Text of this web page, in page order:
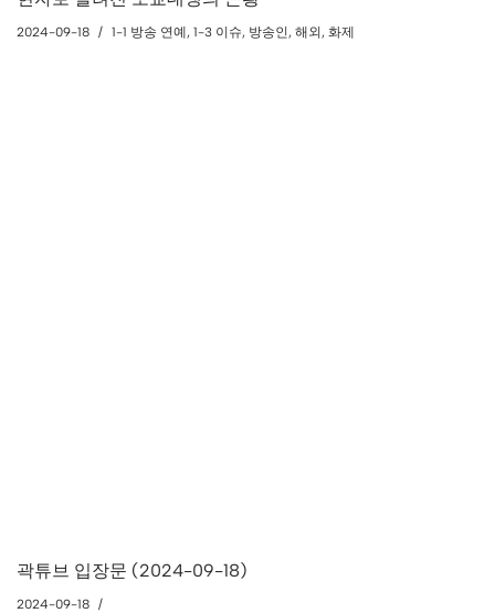
2024-09-18 1-1 방송 연예, 1-3 이슈, 방송인, 해외, 화제
곽튜브 입장문 (2024-09-18)
2024-09-18